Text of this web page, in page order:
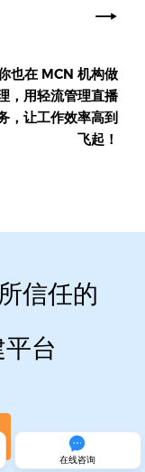
也在 MCN 机构做
，用轻流管理直播
，让工作效率高到
飞起！
信任的
台

在线咨询